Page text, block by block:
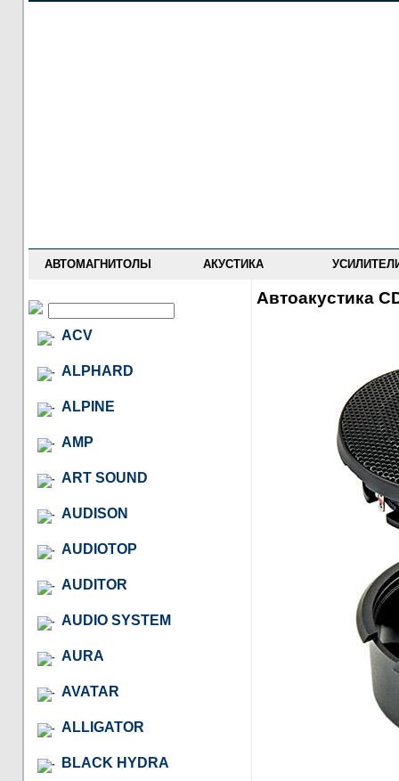
АВТОМАГНИТОЛЫ АКУСТИКА
ACV
ALPHARD
ALPINE
AMP
ART SOUND
AUDISON
AUDIOTOP
AUDITOR
AUDIO SYSTEM
AURA
AVATAR
ALLIGATOR
BLACK HYDRA
Автоакустика